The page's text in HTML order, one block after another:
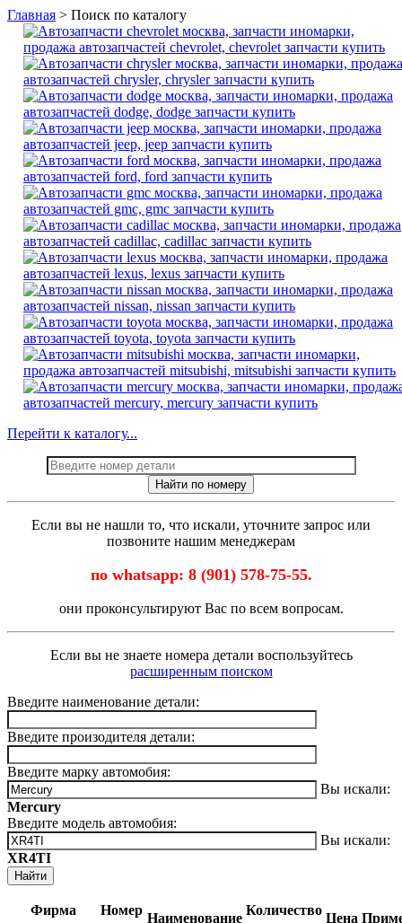
Главная > Поиск по каталогу
Перейти к каталогу...
Найти по номеру
Если вы не нашли то, что искали, уточните запрос или
позвоните нашим менеджерам
по whatsapp: 8 (901) 578-75-55.
они проконсультируют Вас по всем вопросам.
Если вы не знаете номера детали воспользуйтесь
расширенным поиском
Введите наименование детали:
Введите произодителя детали:
Введите марку автомобия:
Вы искали:
Mercury
Введите модель автомобия:
Вы искали:
XR4TI
Найти
Фирма
Номер
Наименование
Количество
Цена